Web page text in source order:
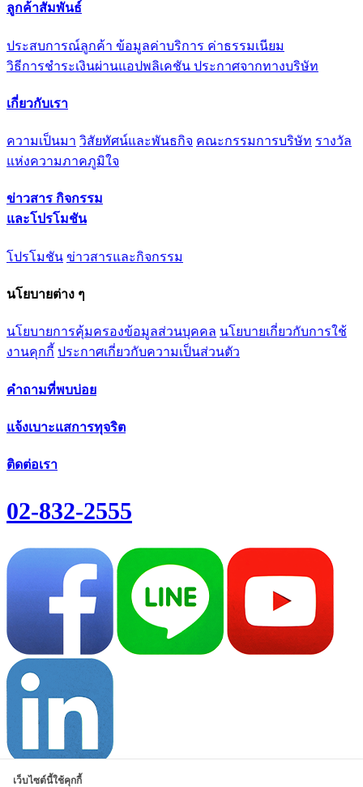
ลูกค้าสัมพันธ์
ประสบการณ์ลูกค้า ข้อมูลค่าบริการ ค่าธรรมเนียม
วิธีการชำระเงินผ่านแอปพลิเคชัน ประกาศจากทางบริษัท
เกี่ยวกับเรา
ความเป็นมา วิสัยทัศน์และพันธกิจ คณะกรรมการบริษัท รางวัล
แห่งความภาคภูมิใจ
ข่าวสาร กิจกรรม
และโปรโมชัน
โปรโมชัน ข่าวสารและกิจกรรม
นโยบายต่าง ๆ
นโยบายการคุ้มครองข้อมูลส่วนบุคคล นโยบายเกี่ยวกับการใช้
งานคุกกี้ ประกาศเกี่ยวกับความเป็นส่วนตัว
คำถามที่พบบ่อย
แจ้งเบาะแสการทุจริต
ติดต่อเรา
02-832-2555
© สงวนลิขสิทธิ์ 2551
เว็บไซต์นี้ใช้คุกกี้